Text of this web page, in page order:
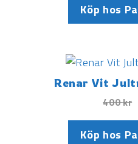
Köp hos
Renar Vit
400kr
Köp hos